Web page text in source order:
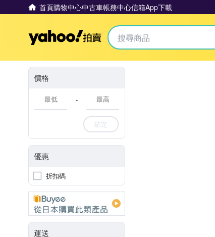
首頁購物中心中古車帳務中心信箱App下載
Yahoo拍賣
價格
-
確定
優惠
折扣碼
運送